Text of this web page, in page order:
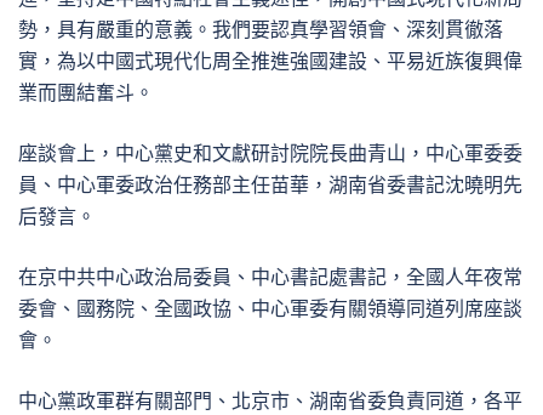
勢，具有嚴重的意義。我們要認真學習領會、深刻貫徹落
實，為以中國式現代化周全推進強國建設、平易近族復興偉
業而團結奮斗。
座談會上，中心黨史和文獻研討院院長曲青山，中心軍委委
員、中心軍委政治任務部主任苗華，湖南省委書記沈曉明先
后發言。
在京中共中心政治局委員、中心書記處書記，全國人年夜常
委會、國務院、全國政協、中心軍委有關領導同道列席座談
會。
中心黨政軍群有關部門、北京市、湖南省委負責同道，各平